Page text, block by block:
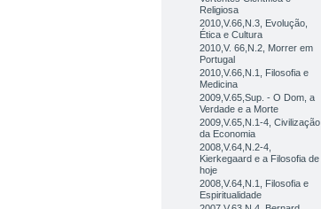
Religiosa
2010,V.66,N.3, Evolução,
Ética e Cultura
2010,V. 66,N.2, Morrer em
Portugal
2010,V.66,N.1, Filosofia e
Medicina
2009,V.65,Sup. - O Dom, a
Verdade e a Morte
2009,V.65,N.1-4, Civilização
da Economia
2008,V.64,N.2-4,
Kierkegaard e a Filosofia de
hoje
2008,V.64,N.1, Filosofia e
Espiritualidade